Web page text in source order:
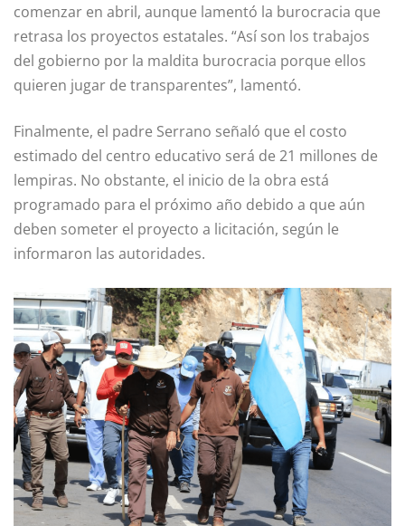
comenzar en abril, aunque lamentó la burocracia que
retrasa los proyectos estatales. “Así son los trabajos
del gobierno por la maldita burocracia porque ellos
quieren jugar de transparentes”, lamentó.
Finalmente, el padre Serrano señaló que el costo
estimado del centro educativo será de 21 millones de
lempiras. No obstante, el inicio de la obra está
programado para el próximo año debido a que aún
deben someter el proyecto a licitación, según le
informaron las autoridades.